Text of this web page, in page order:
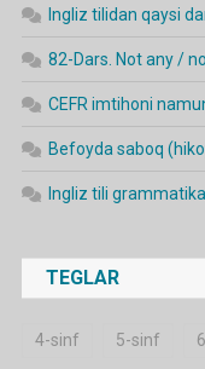
Ingliz tilidan qaysi
82-Dars. Not any /
CEFR imtihoni
Befoyda saboq
Ingliz tili
TEGLAR
4-sinf 5-sinf